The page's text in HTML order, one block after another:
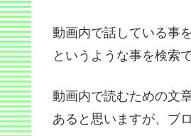
動画内で話している事
というような事を検索
動画内で読むための文
あると思いますが、ブ